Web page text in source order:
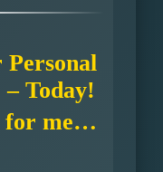
Personal
Today!
for me…